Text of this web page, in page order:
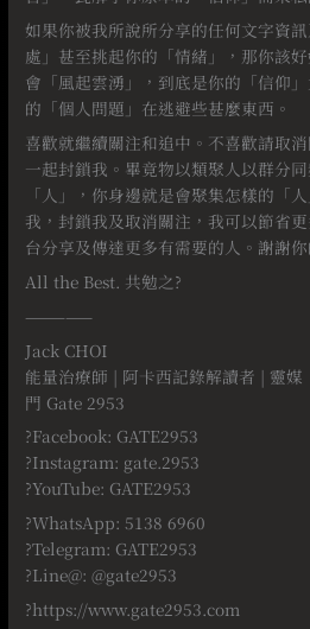
如果你被我所說所分享的任何文字資
處」甚至挑起你的「情緒」，那你該好
會「風起雲湧」，到底是你的「信仰
的「個人問題」在逃避些甚麼東西。
喜歡就繼續關注和追中。不喜歡請取
一起封鎖我。畢竟物以類聚人以群分
「人」，你身邊就是會聚集怎樣的「
我，封鎖我及取消關注，我可以節省
台分享及傳達更多有需要的人。謝謝你
All the Best. 共勉之?
—————⠀
Jack CHOI
能量治療師 | 阿卡西記錄解讀者 | 靈媒
門 Gate 2953
?Facebook: GATE2953
?Instagram: gate.2953
?YouTube: GATE2953⠀
?WhatsApp: 5138 6960
?Telegram: GATE2953
?Line@: @gate2953
?https://www.gate2953.com